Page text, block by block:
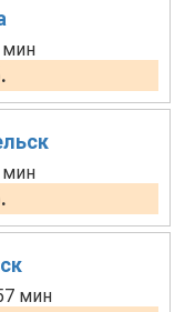
мин
мин
мин